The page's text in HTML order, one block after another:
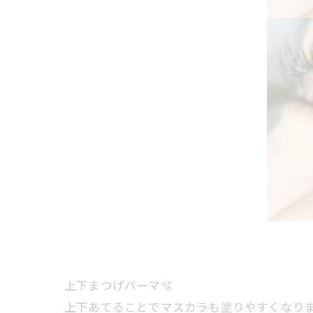
上下まつげパーマ🫧
上下あてることでマスカラも塗りやすくな